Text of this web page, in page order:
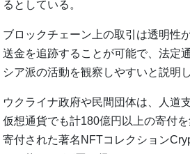
るとしている。
ブロックチェーン上の取引は透明性
送金を追跡することが可能で、法定
シア派の活動を観察しやすいと説明し
ウクライナ政府や民間団体は、人道
仮想通貨でも計180億円以上の寄付を
寄付された著名NFTコレクション